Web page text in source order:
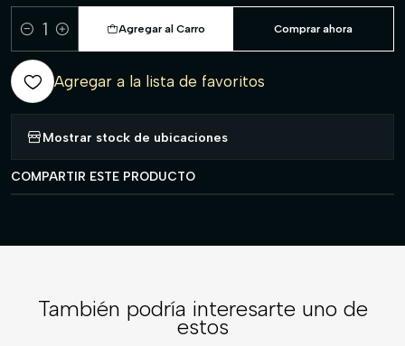
Cantidad
Agregar al Carro Comprar ahora
Agregar a la lista de favoritos
Mostrar stock de ubicaciones
COMPARTIR ESTE PRODUCTO
También podría interesarte uno de
estos